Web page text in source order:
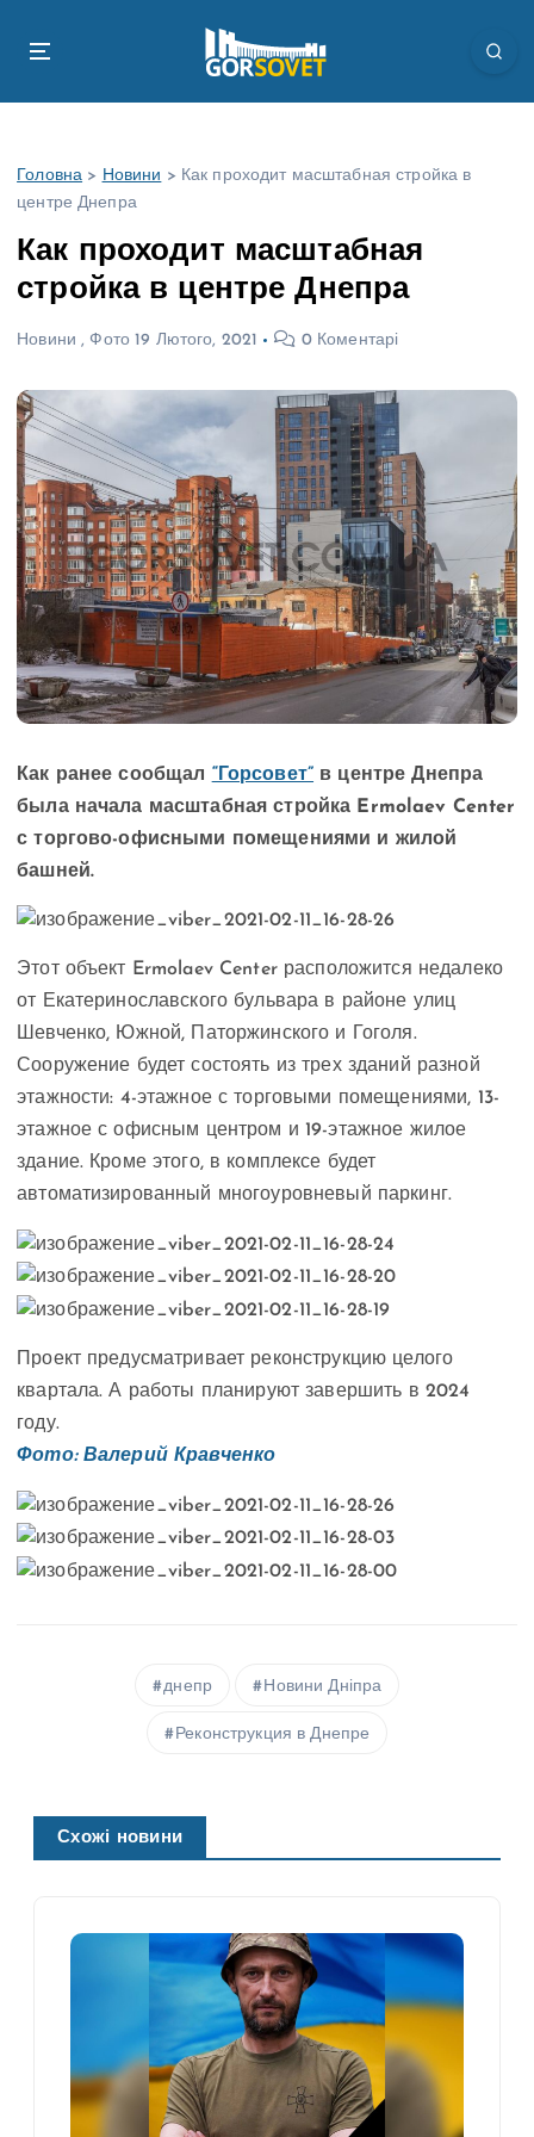
Головна > Новини > Как проходит масштабная стройка в
центре Днепра
Как проходит масштабная
стройка в центре Днепра
Новини , Фото 19 Лютого, 2021 0 Коментарі
Как ранее сообщал “Горсовет” в центре Днепра
была начала масштабная стройка Ermolaev Center
с торгово-офисными помещениями и жилой
башней.
Этот объект Ermolaev Center расположится недалеко
от Екатеринославского бульвара в районе улиц
Шевченко, Южной, Паторжинского и Гоголя.
Сооружение будет состоять из трех зданий разной
этажности: 4-этажное с торговыми помещениями, 13-
этажное с офисным центром и 19-этажное жилое
здание. Кроме этого, в комплексе будет
автоматизированный многоуровневый паркинг.
Проект предусматривает реконструкцию целого
квартала. А работы планируют завершить в 2024
году.
Фото: Валерий Кравченко
днепр Новини Дніпра
Реконструкция в Днепре
Схожі новини